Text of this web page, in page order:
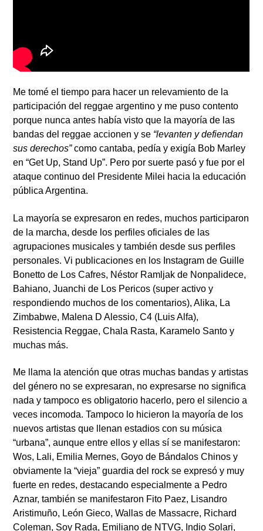
Me tomé el tiempo para hacer un relevamiento de la
participación del reggae argentino y me puso contento
porque nunca antes había visto que la mayoría de las
bandas del reggae accionen y se “levanten y defiendan
sus derechos”como cantaba, pedía y exigía Bob Marley
en “Get Up, Stand Up”. Pero por suerte pasó y fue por el
ataque continuo del Presidente Milei hacia la educación
pública Argentina.
La mayoría se expresaron en redes, muchos participaron
de la marcha, desde los perfiles oficiales de las
agrupaciones musicales y también desde sus perfiles
personales. Vi publicaciones en los Instagram de Guille
Bonetto de Los Cafres, Néstor Ramljak de Nonpalidece,
Bahiano, Juanchi de Los Pericos (super activo y
respondiendo muchos de los comentarios),Alika, La
Zimbabwe, Malena D Alessio, C4 (Luis Alfa),
Resistencia Reggae, Chala Rasta, Karamelo Santo y
muchas más.
Me llama la atención que otras muchas bandas y artistas
del género no se expresaran, no expresarse no significa
nada y tampoco es obligatorio hacerlo, pero el silencio a
veces incomoda. Tampoco lo hicieron la mayoría de los
nuevos artistas que llenan estadios con su música
“urbana”, aunque entre ellos y ellas sí se manifestaron:
Wos, Lali, Emilia Mernes, Goyo de Bándalos Chinosy
obviamente la “vieja” guardia del rock se expresó y muy
fuerte en redes, destacando especialmente a Pedro
Aznar, también se manifestaron Fito Paez, Lisandro
Aristimuño, León Gieco,Wallas de Massacre, Richard
Coleman, Soy Rada, Emiliano de NTVG, Indio Solari,